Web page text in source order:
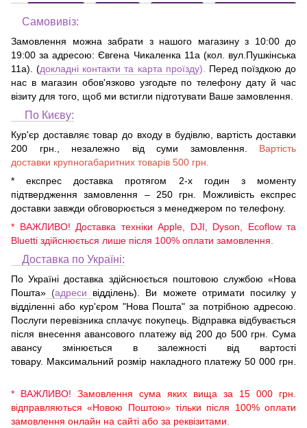
Самовивіз:
Замовлення можна забрати з нашого магазину з 10:00 до
19:00 за адресою:Євгена Чикаленка 11а (кол. вул.Пушкінська
11а) . (докладні контакти та карта проїзду). Перед поїздкою до
нас в магазин обов'язково узгодьте по телефону дату й час
візиту для того, щоб ми встигли підготувати Ваше замовлення.
По Києву:
Кур'єр доставляє товар до входу в будівлю, вартість доставки
200 грн., незалежно від суми замовлення. Вартість
доставки крупногабаритних товарів 500 грн.
* експрес доставка протягом 2-х годин з моменту
підтвердження замовлення – 250 грн. Можливість експрес
доставки завжди обговорюється з менеджером по телефону.
* ВАЖЛИВО! Доставка техніки Apple, DJI, Dyson, Ecoflow та
Bluetti здійснюється лише після 100% оплати замовлення.
Доставка по Україні:
По Україні доставка здійснюється поштовою службою «Нова
Пошта» (адреси
відділень). Ви можете отримати посилку у
відділенні або кур'єром "Нова Пошта" за потрібною адресою.
Послуги перевізника сплачує покупець. Відправка відбувається
після внесення авансового платежу від 200 до 500 грн. Сума
авансу змінюється в залежності від вартості
товару. Максимальний розмір накладного платежу 50 000 грн.
* ВАЖЛИВО! Замовлення сума яких вища за 15 000 грн.
відправляються «Новою Поштою» тільки після 100% оплати
замовлення онлайн на сайті або за реквізитами.